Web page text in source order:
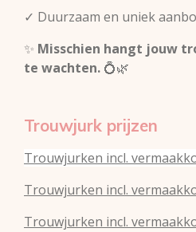
✓ Duurzaam en uniek
✨ Misschien hangt jouw
te wachten. 💍🌿
Trouwjurk prijzen
Trouwjurken incl.
Trouwjurken incl.
Trouwjurken incl.